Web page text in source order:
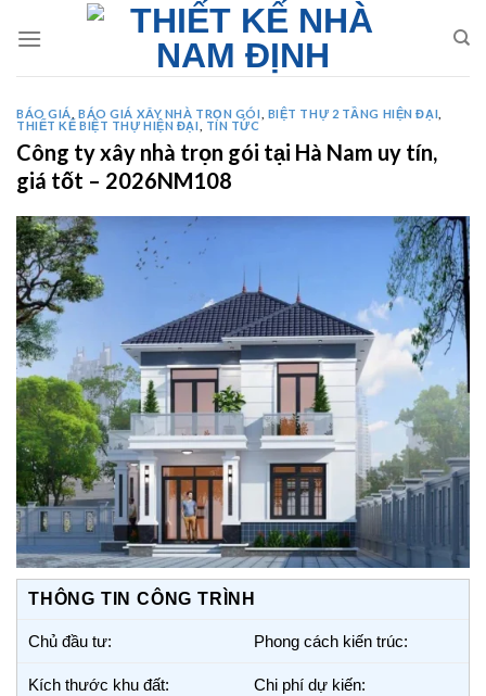
BÁO GIÁ ,BÁO GIÁ XÂY NHÀ TRỌN GÓI BIỆT THỰ 2 TẦNG HIỆN ĐẠI
THIẾT KẾ BIỆT THỰ HIỆN ĐẠI
TIN TỨC
Công ty xây nhà trọn gói tại Hà Nam uy tín,
giá tốt – 2026NM108
THÔNG TIN CÔNG TRÌNH
Chủ đầu tư: Phong cách kiến trúc:
Kích thước khu đất: Chi phí dự kiến: